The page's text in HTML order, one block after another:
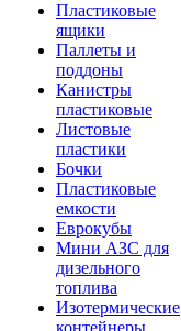
Пластиковые
ящики
Паллеты и
поддоны
Канистры
пластиковые
Листовые
пластики
Бочки
Пластиковые
емкости
Еврокубы
Мини АЗС для
дизельного
топлива
Изотермические
контейнеры